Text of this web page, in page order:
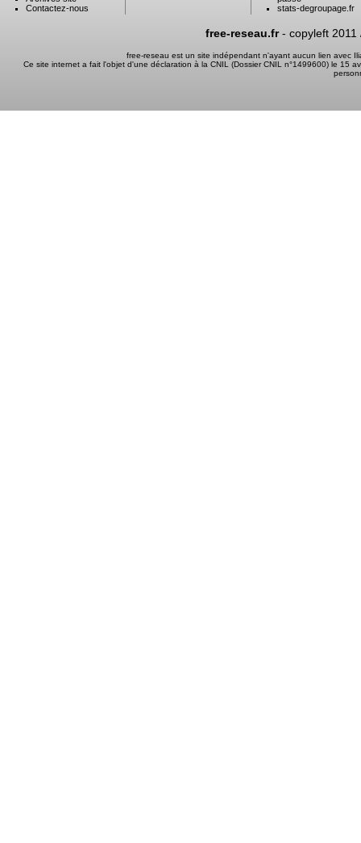
Contactez-nous
stats-degroupage.fr
free-reseau.fr- copyleft 2011
free-reseau est un site indépendant n'ayant aucun lien avec
Ce site internet a fait l'objet d'une déclaration à la CNIL (Dossier CNIL n°1499600) le 15